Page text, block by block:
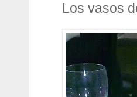
Los vasos